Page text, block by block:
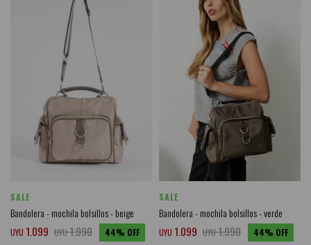
SALE
Bandolera - mochila bolsillos - beige
UYU 1.099 UYU1.990 44
SALE
Bandolera - mochila bolsillos - verde
UYU 1.099 UYU1.990 44